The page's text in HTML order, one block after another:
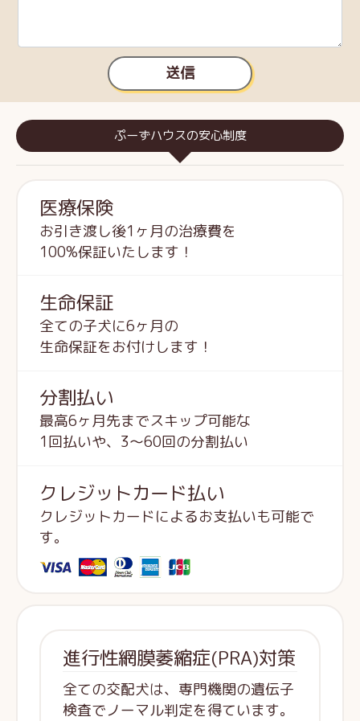
送信
ぷーずハウスの安心制度
医療保険
お引き渡し後1ヶ月の治療費を
100%保証いたします！
生命保証
全ての子犬に6ヶ月の
生命保証をお付けします！
分割払い
最高6ヶ月先までスキップ可能な
1回払いや、3～60回の分割払い
クレジットカード払い
クレジットカードによるお支払いも可能で
す。
進行性網膜萎縮症(PRA)対策
全ての交配犬は、専門機関の遺伝子
検査でノーマル判定を得ています。